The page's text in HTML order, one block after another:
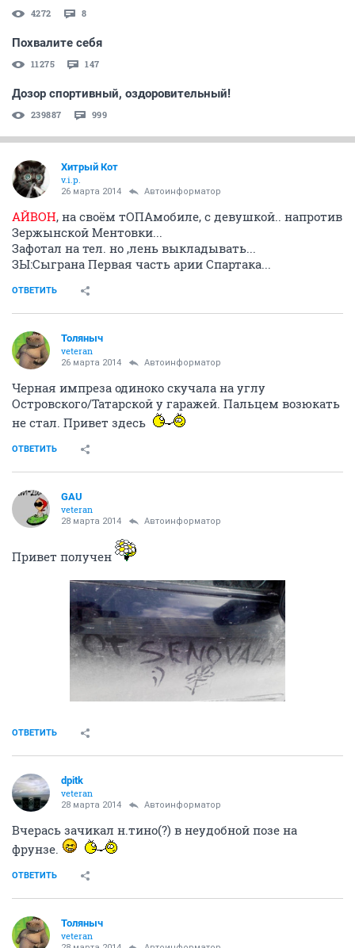
4272 8
Похвалите себя
11275 147
Дозор спортивный, оздоровительный!
239887 999
Хитрый Кот
v.i.p.
26 марта 2014 Автоинформатор
АЙВОН, на своём тОПАмобиле, с девушкой.. напротив
Зержынской Ментовки...
Зафотал на тел. но ,лень выкладывать...
ЗЫ:Сыграна Первая часть арии Спартака...
ОТВЕТИТЬ
Толяныч
veteran
26 марта 2014 Автоинформатор
Черная импреза одиноко скучала на углу
Островского/Татарской у гаражей. Пальцем возюкать
не стал. Привет здесь
ОТВЕТИТЬ
GAU
veteran
28 марта 2014 Автоинформатор
Привет получен
ОТВЕТИТЬ
dpitk
veteran
28 марта 2014 Автоинформатор
Вчерась зачикал н.тино(?) в неудобной позе на
фрунзе.
ОТВЕТИТЬ
Толяныч
veteran